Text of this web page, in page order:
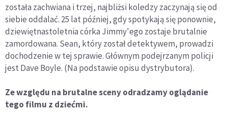
została zachwiana i trzej, najbliżsi koledzy zaczynają się od
siebie oddalać. 25 lat później, gdy spotykają się ponownie,
dziewiętnastoletnia córka Jimmy'ego zostaje brutalnie
zamordowana. Sean, który został detektywem, prowadzi
dochodzenie w tej sprawie. Głównym podejrzanym policji
jest Dave Boyle. (Na podstawie opisu dystrybutora).
Ze względu na brutalne sceny odradzamy oglądanie
tego filmu z dziećmi.